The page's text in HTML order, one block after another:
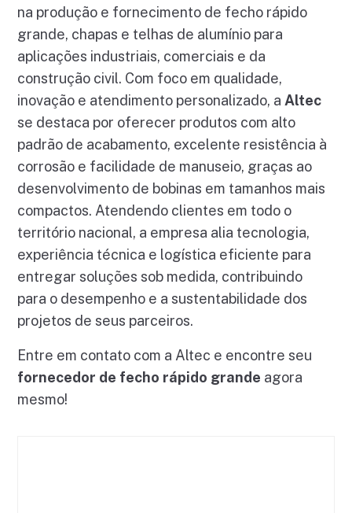
na produção e fornecimento de fecho rápido
grande, chapas e telhas de alumínio para
aplicações industriais, comerciais e da
construção civil. Com foco em qualidade,
inovação e atendimento personalizado, aAltec
se destaca por oferecer produtos com alto
padrão de acabamento, excelente resistência à
corrosão e facilidade de manuseio, graças ao
desenvolvimento de bobinas em tamanhos mais
compactos. Atendendo clientes em todo o
território nacional, a empresa alia tecnologia,
experiência técnica e logística eficiente para
entregar soluções sob medida, contribuindo
para o desempenho e a sustentabilidade dos
projetos de seus parceiros.
Entre em contato com a Altec e encontre seu
fornecedor de fecho rápido grande agora
mesmo!